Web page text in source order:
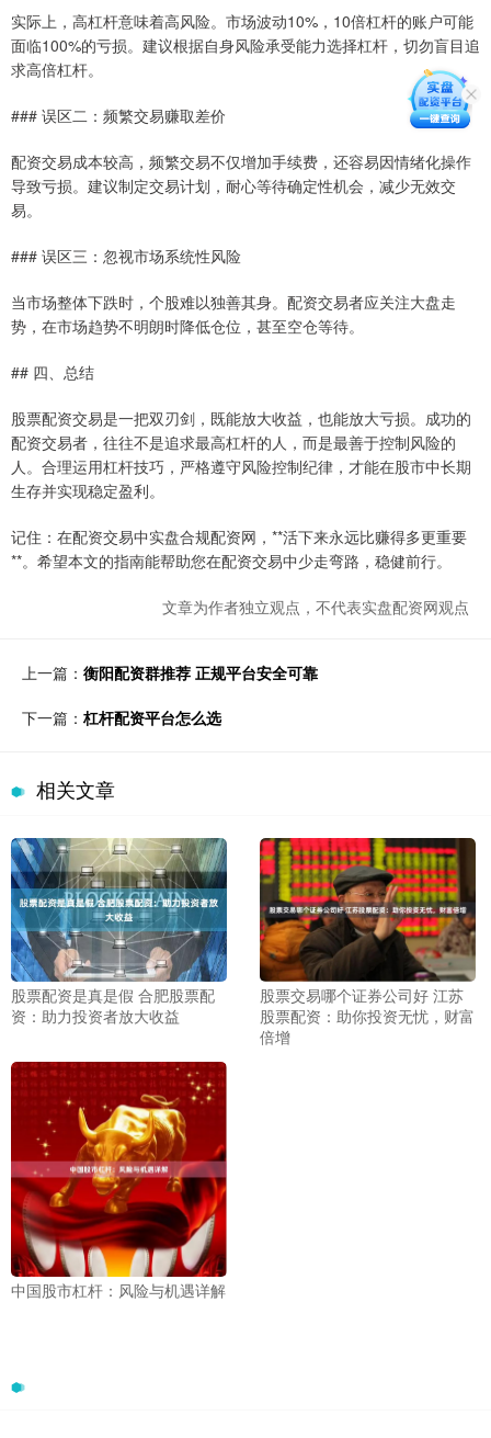
实际上，高杠杆意味着高风险。市场波动10%，10倍杠杆的账户可能
面临100%的亏损。建议根据自身风险承受能力选择杠杆，切勿盲目追
求高倍杠杆。
### 误区二：频繁交易赚取差价
配资交易成本较高，频繁交易不仅增加手续费，还容易因情绪化操作
导致亏损。建议制定交易计划，耐心等待确定性机会，减少无效交
易。
### 误区三：忽视市场系统性风险
当市场整体下跌时，个股难以独善其身。配资交易者应关注大盘走
势，在市场趋势不明朗时降低仓位，甚至空仓等待。
## 四、总结
股票配资交易是一把双刃剑，既能放大收益，也能放大亏损。成功的
配资交易者，往往不是追求最高杠杆的人，而是最善于控制风险的
人。合理运用杠杆技巧，严格遵守风险控制纪律，才能在股市中长期
生存并实现稳定盈利。
记住：在配资交易中实盘合规配资网，**活下来永远比赚得多更重要
**。希望本文的指南能帮助您在配资交易中少走弯路，稳健前行。
文章为作者独立观点，不代表实盘配资网观点
上一篇： 衡阳配资群推荐 正规平台安全可靠
下一篇： 杠杆配资平台怎么选
相关文章
股票配资是真是假 合肥股票配
资：助力投资者放大收益
股票交易哪个证券公司好 江苏
股票配资：助你投资无忧，财富
倍增
中国股市杠杆：风险与机遇详解